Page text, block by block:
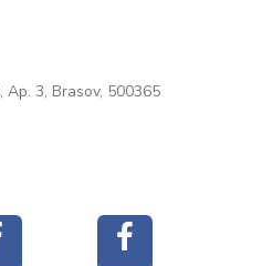
Ap. 3, Brasov, 500365